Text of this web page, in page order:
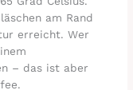
am Rand
erreicht. Wer
– das ist aber